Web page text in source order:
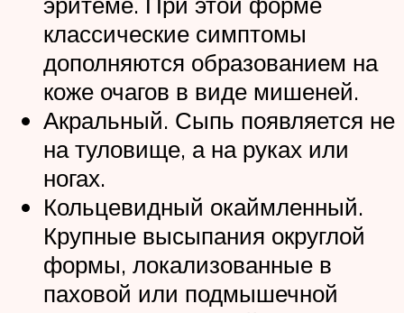
классические симптомы
дополняются образованием на
коже очагов в виде мишеней.
Акральный. Сыпь появляется не
на туловище, а на руках или
ногах.
Кольцевидный окаймленный.
Крупные высыпания округлой
формы, локализованные в
паховой или подмышечной